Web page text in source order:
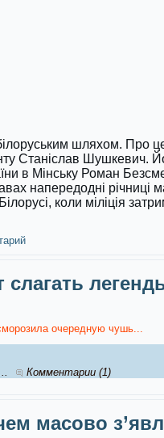
білоруським шляхом. Про
Станіслав Шушкевич.
в Мінську Роман
напередодні річниці
коли міліція
очередную чушь...
Комментарии (1)
масово